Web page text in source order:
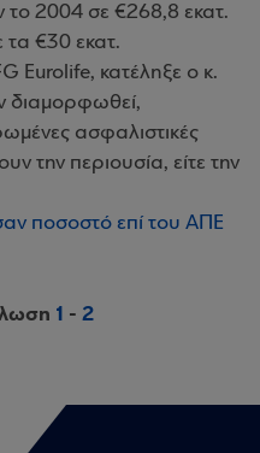
το 2004 σε €268,8 εκατ.
€30 εκατ.
Eurolife, κατέληξε ο κ.
διαμορφωθεί,
ασφαλιστικές
την περιουσία, είτε την
ποσοστό επί του ΑΠΕ
1 - 2